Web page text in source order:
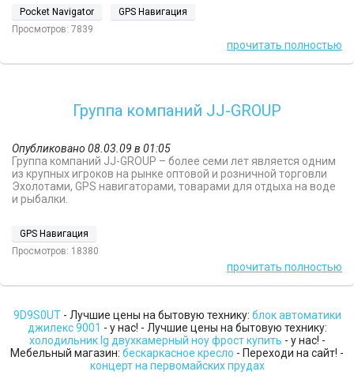
Pocket Navigator
GPS Навигация
Просмотров: 7839
прочитать полностью
Группа компаний JJ-GROUP
Опубликовано 08.03.09 в 01:05
Группа компаний JJ-GROUP – более семи лет является одним
из крупных игроков на рынке оптовой и розничной торговли
Эхолотами, GPS навигаторами, товарами для отдыха на воде
и рыбалки.
GPS Навигация
Просмотров: 18380
прочитать полностью
9D9S0UT- Лучшие цены на бытовую технику: блок автоматики
джилекс 9001 - у нас! - Лучшие цены на бытовую технику:
холодильник lg двухкамерный ноу фрост купить - у нас! -
Мебельный магазин: бескаркасное кресло - Переходи на сайт! -
концерт на первомайских прудах